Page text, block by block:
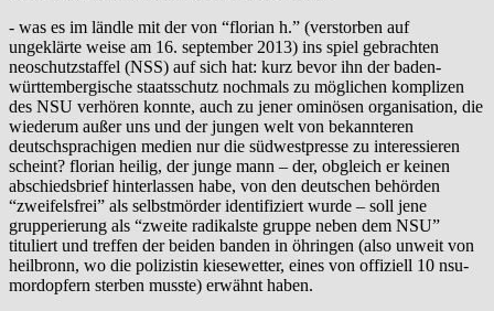
- was es im ländle mit der von “florian h.” (verstorben auf
ungeklärte weise am 16. september 2013) ins spiel gebrachten
neoschutzstaffel (NSS) auf sich hat: kurz bevor ihn der baden-
württembergische staatsschutz nochmals zu möglichen komplizen
des NSU verhören konnte, auch zu jener ominösen organisation, die
wiederum außer uns und der jungen welt von bekannteren
deutschsprachigen medien nur die südwestpresse zu interessieren
scheint? florian heilig, der junge mann – der, obgleich er keinen
abschiedsbrief hinterlassen habe, von den deutschen behörden
“zweifelsfrei” als selbstmörder identifiziert wurde – soll jene
grupperierung als “zweite radikalste gruppe neben dem NSU”
tituliert und treffen der beiden banden in öhringen (also unweit von
heilbronn, wo die polizistin kiesewetter, eines von offiziell 10 nsu-
mordopfern sterben musste) erwähnt haben.